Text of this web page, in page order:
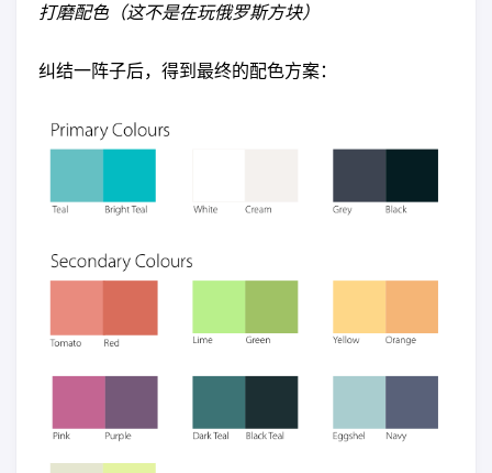
打磨配色（这不是在玩俄罗斯方块）
纠结一阵子后，得到最终的配色方案：